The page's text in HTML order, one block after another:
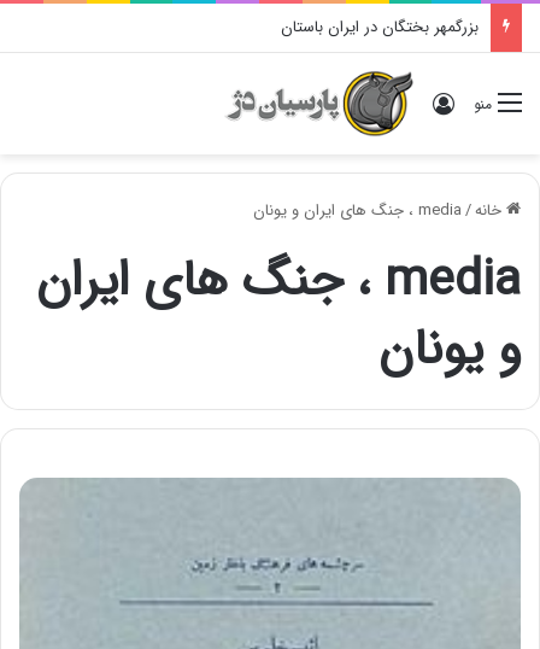
بزرگمهر بختگان در ایران باستان
منو ورود
خانه/media ، جنگ های ایران و یونان
media ، جنگ های ایران
و یونان